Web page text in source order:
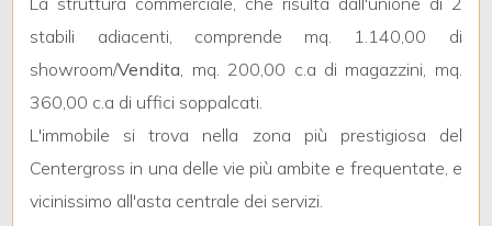
stabili adiacenti, comprende mq. 1.140,00 di
showroom/Vendita, mq. 200,00 c.a di magazzini, mq.
360,00 c.a di uffici soppalcati.
L'immobile si trova nella zona più prestigiosa del
Centergross in una delle vie più ambite e frequentate, e
vicinissimo all'asta centrale dei servizi.
5+
Bagni
minimi